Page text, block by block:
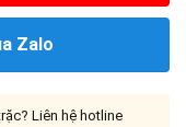
Zalo
Liên hệ hotline